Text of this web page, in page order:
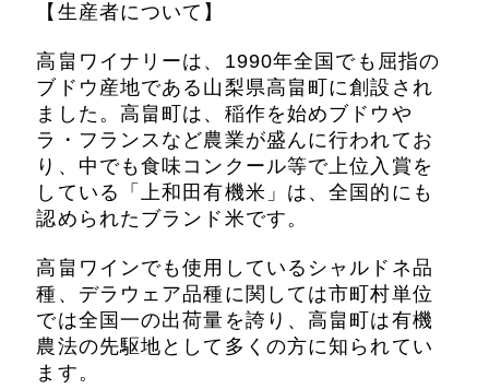
【生産者について】
高畠ワイナリーは、1990年全国でも屈指の
ブドウ産地である山梨県高畠町に創設され
ました。高畠町は、稲作を始めブドウや
ラ・フランスなど農業が盛んに行われてお
り、中でも食味コンクール等で上位入賞を
している「上和田有機米」は、全国的にも
認められたブランド米です。
高畠ワインでも使用しているシャルドネ品
種、デラウェア品種に関しては市町村単位
では全国一の出荷量を誇り、高畠町は有機
農法の先駆地として多くの方に知られてい
ます。